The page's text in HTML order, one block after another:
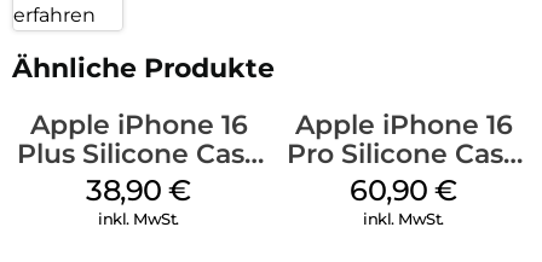
erfahren
Ähnliche Produkte
Apple iPhone 16
Plus Silicone Case
MagSafe Denim
38,90€
inkl. MwSt.
Apple iPhone 16
Pro Silicone Case
MagSafe Stone
Gray
60,90€
inkl. MwSt.